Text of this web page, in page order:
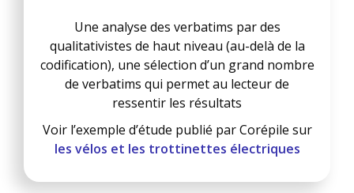
Une analyse des verbatims par des
qualitativistes de haut niveau (au-delà de la
codification), une sélection d’un grand nombre
de verbatims qui permet au lecteur de
ressentir les résultats
Voir l’exemple d’étude publié par Corépile sur
les vélos et les trottinettes électriques